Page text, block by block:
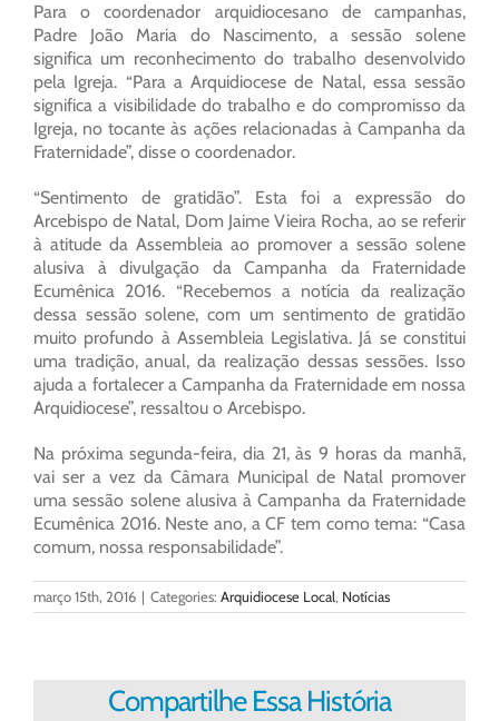
Para o coordenador arquidiocesano de campanhas,
Padre João Maria do Nascimento, a sessão solene
significa um reconhecimento do trabalho desenvolvido
pela Igreja. “Para a Arquidiocese de Natal, essa sessão
significa a visibilidade do trabalho e do compromisso da
Igreja, no tocante às ações relacionadas à Campanha da
Fraternidade”, disse o coordenador.
“Sentimento de gratidão”. Esta foi a expressão do
Arcebispo de Natal, Dom Jaime Vieira Rocha, ao se referir
à atitude da Assembleia ao promover a sessão solene
alusiva à divulgação da Campanha da Fraternidade
Ecumênica 2016. “Recebemos a notícia da realização
dessa sessão solene, com um sentimento de gratidão
muito profundo à Assembleia Legislativa. Já se constitui
uma tradição, anual, da realização dessas sessões. Isso
ajuda a fortalecer a Campanha da Fraternidade em nossa
Arquidiocese”, ressaltou o Arcebispo.
Na próxima segunda-feira, dia 21, às 9 horas da manhã,
vai ser a vez da Câmara Municipal de Natal promover
uma sessão solene alusiva à Campanha da Fraternidade
Ecumênica 2016. Neste ano, a CF tem como tema: “Casa
comum, nossa responsabilidade”.
março 15th, 2016 | Categories: Arquidiocese Local, Notícias
Compartilhe Essa História